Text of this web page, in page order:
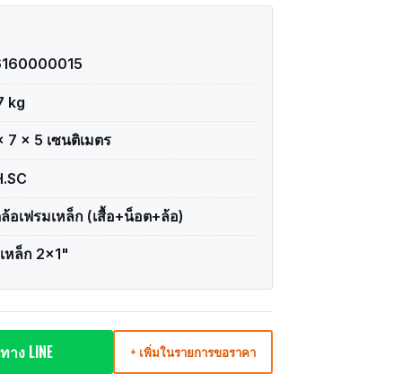
kg
7 × 5 เซนติเมตร
อเฟรมเหล็ก (เสื้อ+น็อต+ล้อ)
หล็ก 2×1"
ง LINE + เพิ่มในรายการขอราคา